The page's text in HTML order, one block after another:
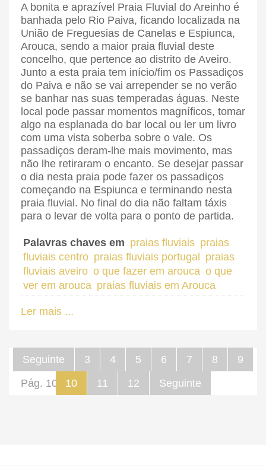
A bonita e aprazível Praia Fluvial do Areinho é
banhada pelo Rio Paiva, ficando localizada na
União de Freguesias de Canelas e Espiunca,
Arouca, sendo a maior praia fluvial deste
concelho, que pertence ao distrito de Aveiro.
Junto a esta praia tem início/fim os Passadiços
do Paiva e não se vai arrepender se no verão
se banhar nas suas temperadas águas. Neste
local pode passar momentos magníficos, tomar
algo na esplanada do bar local ou ler um livro
com uma vista soberba sobre o vale. Os
passadiços deram-lhe mais movimento, mas
não lhe retiraram o encanto. Se desejar passar
o dia nesta praia pode fazer os passadiços
começando na Espiunca e terminando nesta
praia fluvial. No final do dia não faltam táxis
para o levar de volta para o ponto de partida.
Palavras chaves em praias fluviais praias
fluviais centro praias fluviais portugal praias
fluviais aveiro o que fazer em arouca o que
ver em arouca praias fluviais em Arouca
Ler mais ...
Seguinte 3 4 5 6 7 8
9
10
11 12 Seguinte
Pág. 10 de 12